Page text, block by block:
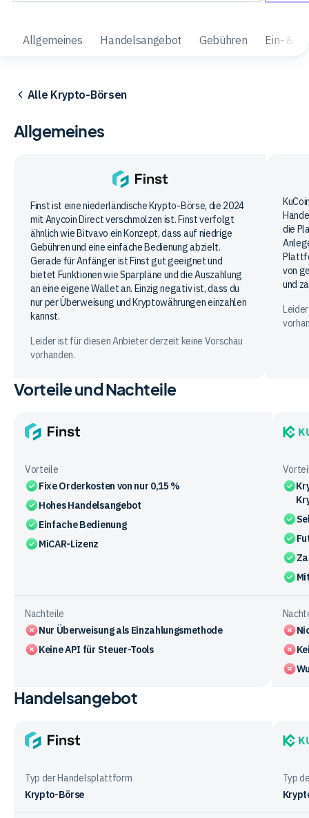
Allgemeines Handelsangebot Gebühren Ein- &
Alle Krypto-Börsen
Allgemeines
Finst
Finst ist eine niederländische Krypto-Börse, die 2024
mit Anycoin Direct verschmolzen ist. Finst verfolgt
ähnlich wie Bitvavo ein Konzept, dass auf niedrige
Gebühren und eine einfache Bedienung abzielt.
Gerade für Anfänger ist Finst gut geeignet und
bietet Funktionen wie Sparpläne und die Auszahlung
an eine eigene Wallet an. Einzig negativ ist, dass du
nur per Überweisung und Kryptowährungen einzahlen
kannst.
Leider ist für diesen Anbieter derzeit keine Vorschau
vorhanden.
die
von
und
Vorteile und Nachteile
Vorteile
Fixe Orderkosten von nur 0,15 %
Hohes Handelsangebot
Einfache Bedienung
MiCAR-Lizenz
Nachteile
Nur Überweisung als Einzahlungsmethode
Keine API für Steuer-Tools
Vergleichstabelle
den
Vorteile
Nachteile
der
Handelsangebot
Typ der Handelsplattform
Krypto-Börse
Typ